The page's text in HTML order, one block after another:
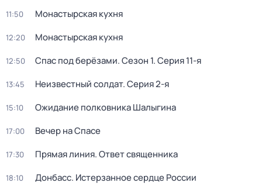
11:50 Монастырская кухня
12:20 Монастырская кухня
12:50 Спас под берёзами. Сезон 1. Серия 11-я
13:45 Неизвестный солдат. Серия 2-я
15:10 Ожидание полковника Шалыгина
17:00 Вечер на Спасе
17:30 Прямая линия. Ответ священника
18:10 Донбасс. Истерзанное сердце России